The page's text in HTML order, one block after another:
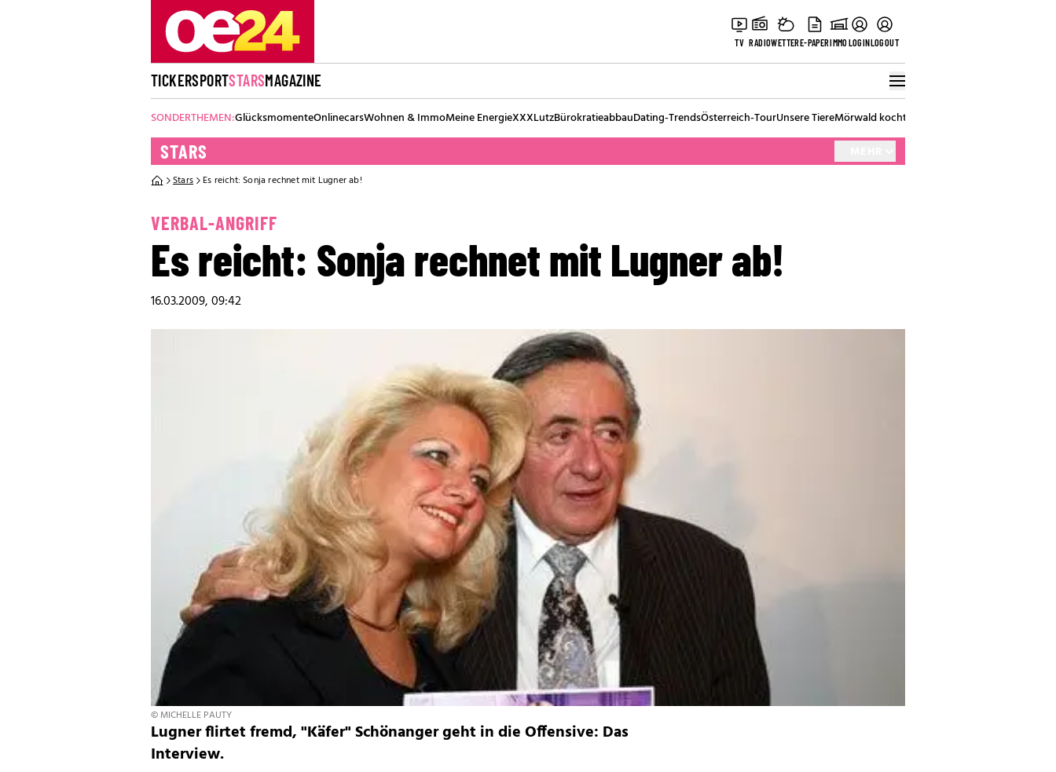
TV RADIOWETTERE-PAPERIMMOLOGINLOGOUT
TICKERSPORTSTARSMAGAZINE
SONDERTHEMEN:GlücksmomenteOnlinecarsWohnen & ImmoMeine EnergieXXXLutzBürokratieabbauDating-TrendsÖsterreich-TourUnsere TiereMörwald kocht
STARS
Stars Es reicht: Sonja rechnet mit Lugner ab!
VERBAL-ANGRIFF
Es reicht: Sonja rechnet mit Lugner ab!
16.03.2009, 09:42
© MICHELLE PAUTY
Lugner flirtet fremd, "Käfer" Schönanger geht in die Offensive: Das
Interview.